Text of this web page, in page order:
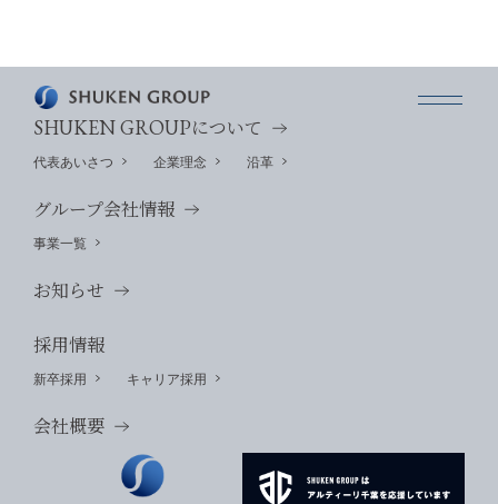
SHUKEN GROUPについて
代表あいさつ 企業理念 沿革
グループ会社情報
事業一覧
お知らせ
採用情報
新卒採用 キャリア採用
会社概要